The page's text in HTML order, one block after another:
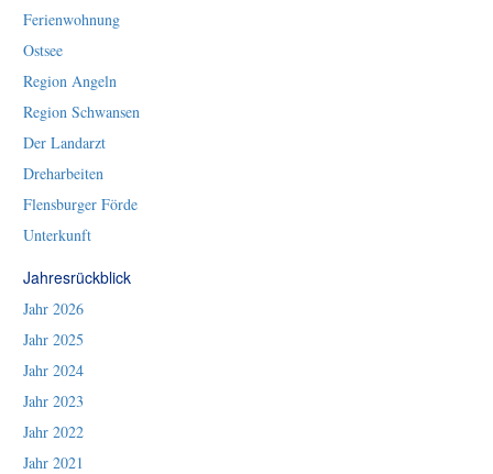
Ferienwohnung
Ostsee
Region Angeln
Region Schwansen
Der Landarzt
Dreharbeiten
Flensburger Förde
Unterkunft
Jahresrückblick
Jahr 2026
Jahr 2025
Jahr 2024
Jahr 2023
Jahr 2022
Jahr 2021